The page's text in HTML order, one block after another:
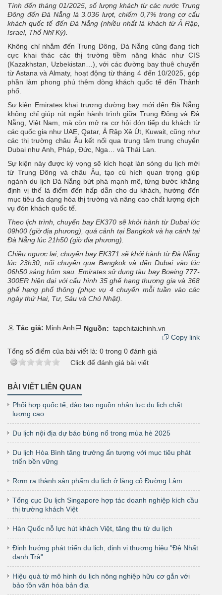
Tính đến tháng 01/2025, số lượng khách từ các nước Trung
Đông đến Đà Nẵng là 3.036 lượt, chiếm 0,7% trong cơ cấu
khách quốc tế đến Đà Nẵng (nhiều nhất là khách từ Ả Rập,
Israel, Thổ Nhĩ Kỳ).
Không chỉ nhắm đến Trung Đông, Đà Nẵng cũng đang tích
cực khai thác các thị trường tiềm năng khác như CIS
(Kazakhstan, Uzbekistan…), với các đường bay thuê chuyến
từ Astana và Almaty, hoạt động từ tháng 4 đến 10/2025, góp
phần làm phong phú thêm dòng khách quốc tế đến Thành
phố.
Sự kiện Emirates khai trương đường bay mới đến Đà Nẵng
không chỉ giúp rút ngắn hành trình giữa Trung Đông và Đà
Nẵng, Việt Nam, mà còn mở ra cơ hội đón tiếp du khách từ
các quốc gia như UAE, Qatar, Ả Rập Xê Út, Kuwait, cũng như
các thị trường châu Âu kết nối qua trung tâm trung chuyển
Dubai như Anh, Pháp, Đức, Nga… và Thái Lan.
Sự kiện này được kỳ vọng sẽ kích hoạt làn sóng du lịch mới
từ Trung Đông và châu Âu, tạo cú hích quan trọng giúp
ngành du lịch Đà Nẵng bứt phá mạnh mẽ, từng bước khẳng
định vị thế là điểm đến hấp dẫn cho du khách, hướng đến
mục tiêu đa dạng hóa thị trường và nâng cao chất lượng dịch
vụ đón khách quốc tế.
Theo lịch trình, chuyến bay EK370 sẽ khởi hành từ Dubai lúc
09h00 (giờ địa phương), quá cảnh tại Bangkok và hạ cánh tại
Đà Nẵng lúc 21h50 (giờ địa phương).
Chiều ngược lại, chuyến bay EK371 sẽ khởi hành từ Đà Nẵng
lúc 23h30, nối chuyến qua Bangkok và đến Dubai vào lúc
06h50 sáng hôm sau. Emirates sử dụng tàu bay Boeing 777-
300ER hiện đại với cấu hình 35 ghế hạng thương gia và 368
ghế hạng phổ thông (phục vụ 4 chuyến mỗi tuần vào các
ngày thứ Hai, Tư, Sáu và Chủ Nhật).
Tác giả: Minh Anh Nguồn: tapchitaichinh.vn
Copy link
Tổng số điểm của bài viết là: 0 trong 0 đánh giá
Click để đánh giá bài viết
BÀI VIẾT LIÊN QUAN
Phối hợp quốc tế, đào tạo nguồn nhân lực du lịch chất
lượng cao
Du lịch nội địa dự báo bùng nổ trong mùa hè 2025
Du lịch Hòa Bình tăng trưởng ấn tượng với mục tiêu phát
triển bền vững
Rơm rạ thành sản phẩm du lịch ở làng cổ Đường Lâm
Tổng cục Du lịch Singapore hợp tác doanh nghiệp kích cầu
thị trường khách Việt
Hàn Quốc nỗ lực hút khách Việt, tăng thu từ du lịch
Định hướng phát triển du lịch, định vị thương hiệu "Đệ Nhất
danh Trà"
Hiệu quả từ mô hình du lịch nông nghiệp hữu cơ gắn với
bảo tồn văn hóa bản địa